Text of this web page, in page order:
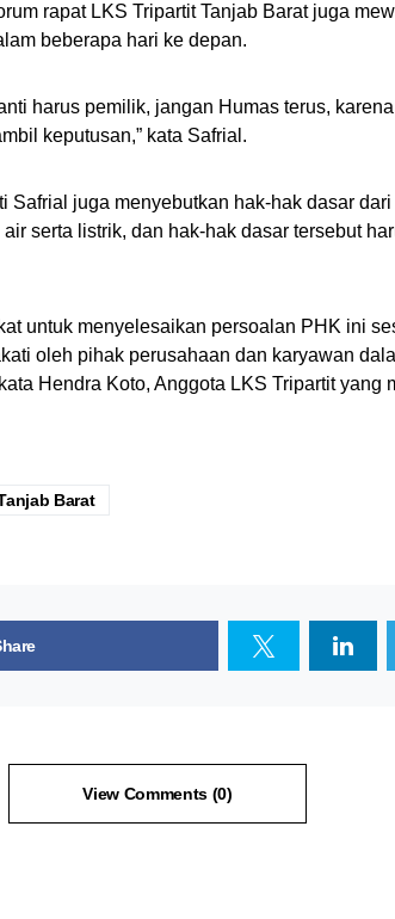
rapat LKS Tripartit Tanjab Barat juga
beberapa hari ke depan.
harus pemilik, jangan Humas terus,
keputusan,” kata Safrial.
Safrial juga menyebutkan hak-hak dasar
serta listrik, dan hak-hak dasar tersebut
untuk menyelesaikan persoalan PHK ini
oleh pihak perusahaan dan karyawan
Hendra Koto, Anggota LKS Tripartit yang
Barat
View Comments (0)